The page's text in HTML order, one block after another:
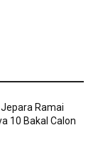
Ramai
10 Bakal Calon